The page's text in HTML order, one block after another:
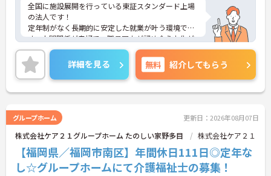
全国に施設展開を行っている東証スタンダード上場
の法人です！
定年制がなく長期的に安定した就業が叶う環境で
す。人間関係が良好で、職員同士が認め合う文化が
根付いています。
ご興味のある方には、面接対策ポイントなど、さら
に詳細をご案内しますのでお気軽にご相談くださ
い！
詳細を見る 無料 紹介してもらう
グループホーム 更新日：2026年08月07日
株式会社ケア２１グループホーム たのしい家野多目 株式会社ケア２１
【福岡県／福岡市南区】年間休日111日◎定年な
し☆グループホームにて介護福祉士の募集！